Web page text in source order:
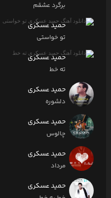
برگرد عشقم
حمید عسکری
تو خواستی
حمید عسکری
ته خط
حمید عسکری
دلشوره
حمید عسکری
چالوس
حمید عسکری
مرداد
حمید عسکری